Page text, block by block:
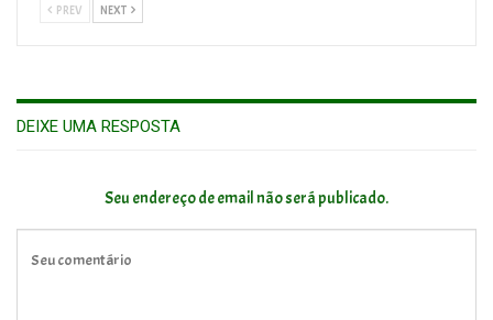
PREV NEXT
DEIXE UMA RESPOSTA
Seu endereço de email não será publicado.